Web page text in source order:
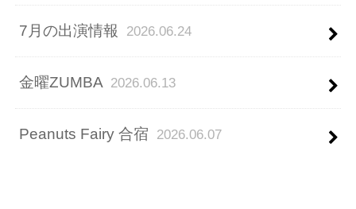
7月の出演情報 2026.06.24
金曜ZUMBA 2026.06.13
Peanuts Fairy 合宿 2026.06.07